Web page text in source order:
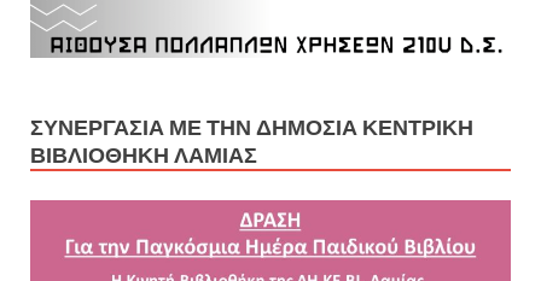
ΣΥΝΕΡΓΑΣΊΑ ΜΕ ΤΗΝ ΔΗΜΌΣΙΑ ΚΕΝΤΡΙΚΉ
ΒΙΒΛΙΟΘΉΚΗ ΛΑΜΊΑΣ